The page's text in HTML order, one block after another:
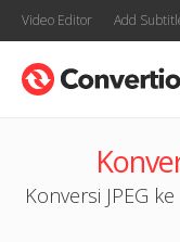
Video Editor Add
Konversi JPEG